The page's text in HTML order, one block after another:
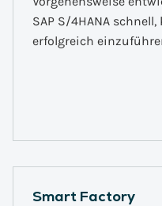
SAP S/4HANA
erfolgreich
Smart Factory